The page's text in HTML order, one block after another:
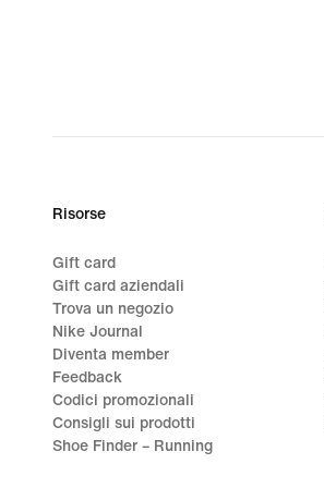
Risorse
Gift card
Gift card aziendali
Trova un negozio
Nike Journal
Diventa member
Feedback
Codici promozionali
Consigli sui prodotti
Shoe Finder – Running